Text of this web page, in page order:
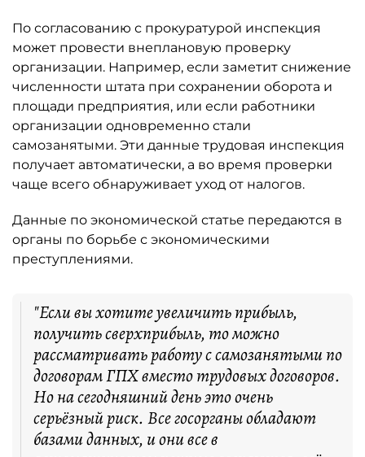
По согласованию с прокуратурой инспекция
может провести внеплановую проверку
организации. Например, если заметит снижение
численности штата при сохранении оборота и
площади предприятия, или если работники
организации одновременно стали
самозанятыми. Эти данные трудовая инспекция
получает автоматически, а во время проверки
чаще всего обнаруживает уход от налогов.
Данные по экономической статье передаются в
органы по борьбе с экономическими
преступлениями.
"Если вы хотите увеличить прибыль,
получить сверхприбыль, то можно
рассматривать работу с самозанятыми по
договорам ГПХ вместо трудовых договоров.
Но на сегодняшний день это очень
серьёзный риск. Все госорганы обладают
базами данных, и они все в